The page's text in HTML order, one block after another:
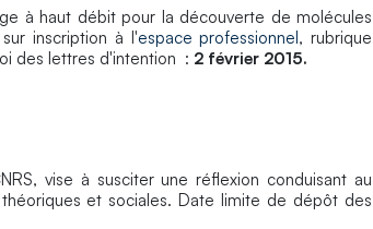
à haut débit pour la découverte de molécules
inscription à l'espace professionnel, rubrique
des lettres d'intention : 2 février 2015.
vise à susciter une réflexion conduisant au
et sociales. Date limite de dépôt des